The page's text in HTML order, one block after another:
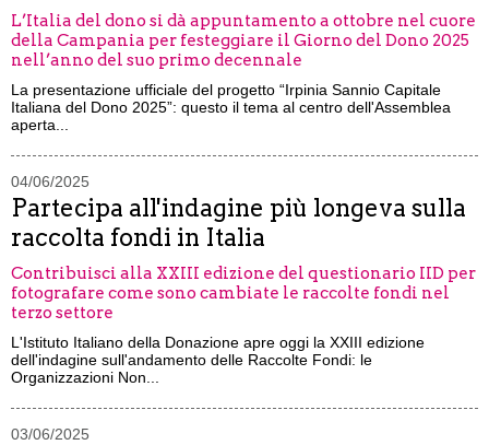
L’Italia del dono si dà appuntamento a ottobre nel cuore
della Campania per festeggiare il Giorno del Dono 2025
nell’anno del suo primo decennale
La presentazione ufficiale del progetto “Irpinia Sannio Capitale
Italiana del Dono 2025”: questo il tema al centro dell'Assemblea
aperta...
04/06/2025
Partecipa all'indagine più longeva sulla
raccolta fondi in Italia
Contribuisci alla XXIII edizione del questionario IID per
fotografare come sono cambiate le raccolte fondi nel
terzo settore
L'Istituto Italiano della Donazione apre oggi la XXIII edizione
dell'indagine sull'andamento delle Raccolte Fondi: le
Organizzazioni Non...
03/06/2025